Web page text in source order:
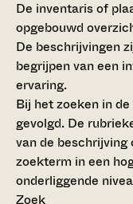
De inventaris of
opgebouwd
De beschrijvingen
begrijpen van een
ervaring.
Bij het zoeken in
gevolgd. De
van de beschrijving
zoekterm in een
onderliggende
Zoek